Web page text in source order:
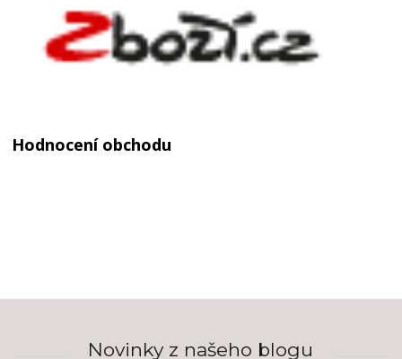
Hodnocení obchodu
Novinky z našeho blogu